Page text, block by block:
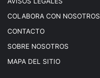
COLABORA CON NOSOTROS
CONTACTO
SOBRE NOSOTROS
MAPA DEL SITIO